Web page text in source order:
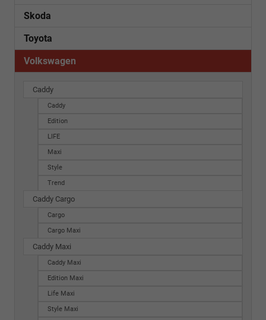
Skoda
Toyota
Volkswagen
Caddy
Caddy
Edition
LIFE
Maxi
Style
Trend
Caddy Cargo
Cargo
Cargo Maxi
Caddy Maxi
Caddy Maxi
Edition Maxi
Life Maxi
Style Maxi